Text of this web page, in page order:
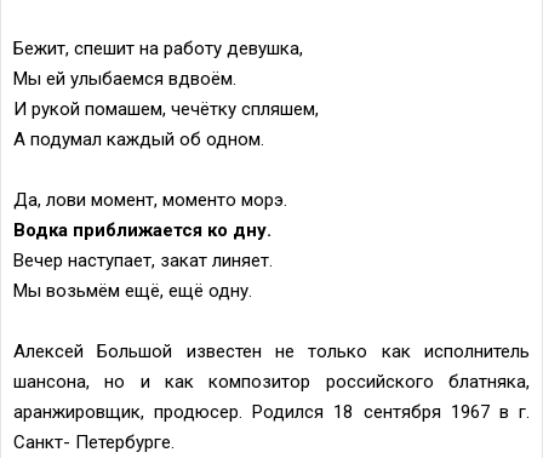
Бежит, спешит на работу девушка,
Мы ей улыбаемся вдвоём.
И рукой помашем, чечётку спляшем,
А подумал каждый об одном.
Да, лови момент, моменто морэ.
Водка приближается ко дну.
Вечер наступает, закат линяет.
Мы возьмём ещё, ещё одну.
Алексей Большой известен не только как исполнитель
шансона, но и как композитор российского блатняка,
аранжировщик, продюсер. Родился 18 сентября 1967 в г.
Санкт- Петербурге.